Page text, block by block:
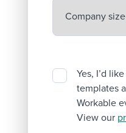
Yes, I’d
templates
Workable
View our